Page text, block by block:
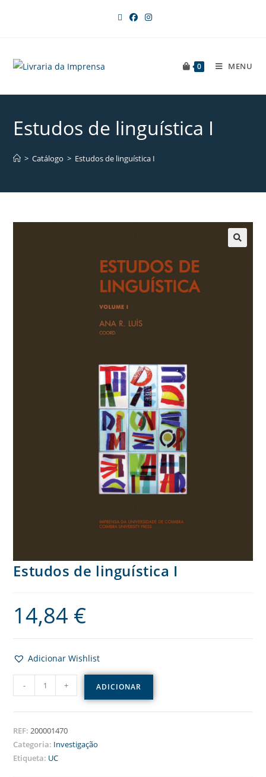
0 MENU
Estudos de linguística I
> Catálogo > Estudos de linguística I
Estudos de linguística I
14,84 €
Adicionar Wishlist
- + ADICIONAR
REF:200001470
Categoria: Investigação
Etiqueta: UC